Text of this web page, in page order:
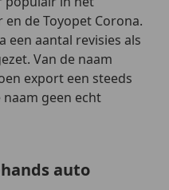
de Toyopet Corona.
een aantal revisies als
Van de naam
export een steeds
geen echt
auto